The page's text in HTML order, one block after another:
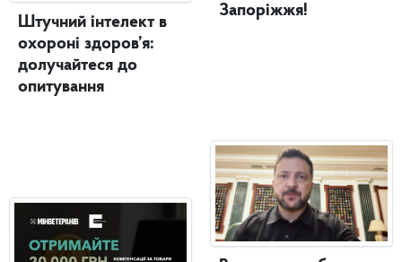
Штучний інтелект в
охороні здоров’я:
долучайтеся до
опитування
Запоріжжя!